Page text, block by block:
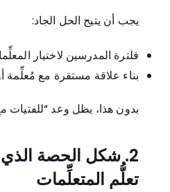
يجب أن يتيح الحل الجاد:
فلترة المدرسين لاختيار
بناء علاقة مستقرة مع مُعلِّمة
بدون هذا، يظل وعد “للفتيات
2. شكل الحصة
تعلُّم المتعلِّمات